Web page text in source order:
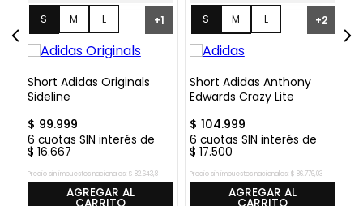
S L
M
XL
+1
Short Adidas Originals
Sideline
$ 99.999
6 cuotas SIN interés de
$ 16.667
Precio sin impuestos nacionales: $ 82.643,8
AGREGAR AL
S L
M
XL XXL
+2
Short Adidas Anthony
Edwards Crazy Lite
$ 104.999
6 cuotas SIN interés de
$ 17.500
Precio sin impuestos nacionales: $ 86. 776,03
AGREGAR AL